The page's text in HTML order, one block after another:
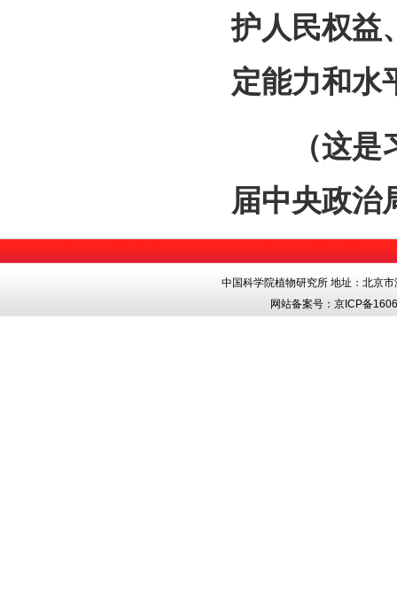
护人民权益
定能力和水
（这是习
届中央政治
中国科学院植物研究所 地址：北京
网站备案号：京ICP备